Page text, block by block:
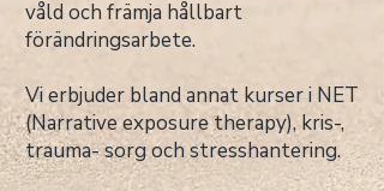
våld och främja hållbart
förändringsarbete.
Vi erbjuder bland annat kurser i NET
(Narrative exposure therapy), kris-,
trauma- sorg och stresshantering.